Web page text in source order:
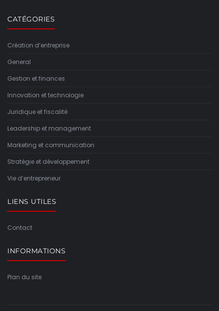
CATÉGORIES
Création d’entreprise
General
Gestion et finances
Innovation et technologie
Juridique et fiscalité
Leadership et management
Marketing et communication
Stratégie et développement
Vie d’entrepreneur
LIENS UTILES
Contact
INFORMATIONS
Plan du site